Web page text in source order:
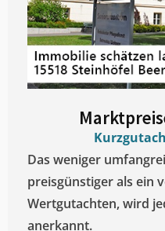
Das weniger
preisgünstiger als ein
Wertgutachten, wird
anerkannt.